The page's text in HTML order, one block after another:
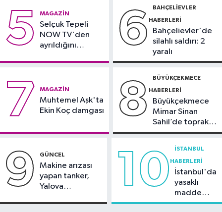
Kayalık bölgelerde zehirli tehlike
5 MAGAZIN
Selçuk Tepeli
NOW TV'den
ayrıldığını
6 BAHÇELIEVLER
HABERLERI
Bahçelievler'de
silahlı saldırı: 2
yaralı
7 MAGAZIN
Muhtemel Aşk'ta
Ekin Koç damgası
8 BÜYÜKÇEKMECE
HABERLERI
Büyükçekmece
Mimar Sinan
Sahil’de toprak
kayması
9 GÜNCEL
Makine arızası
yapan tanker,
Yalova
10 İSTANBUL
HABERLERI
İstanbul'da
yasaklı
madde
operasyonu